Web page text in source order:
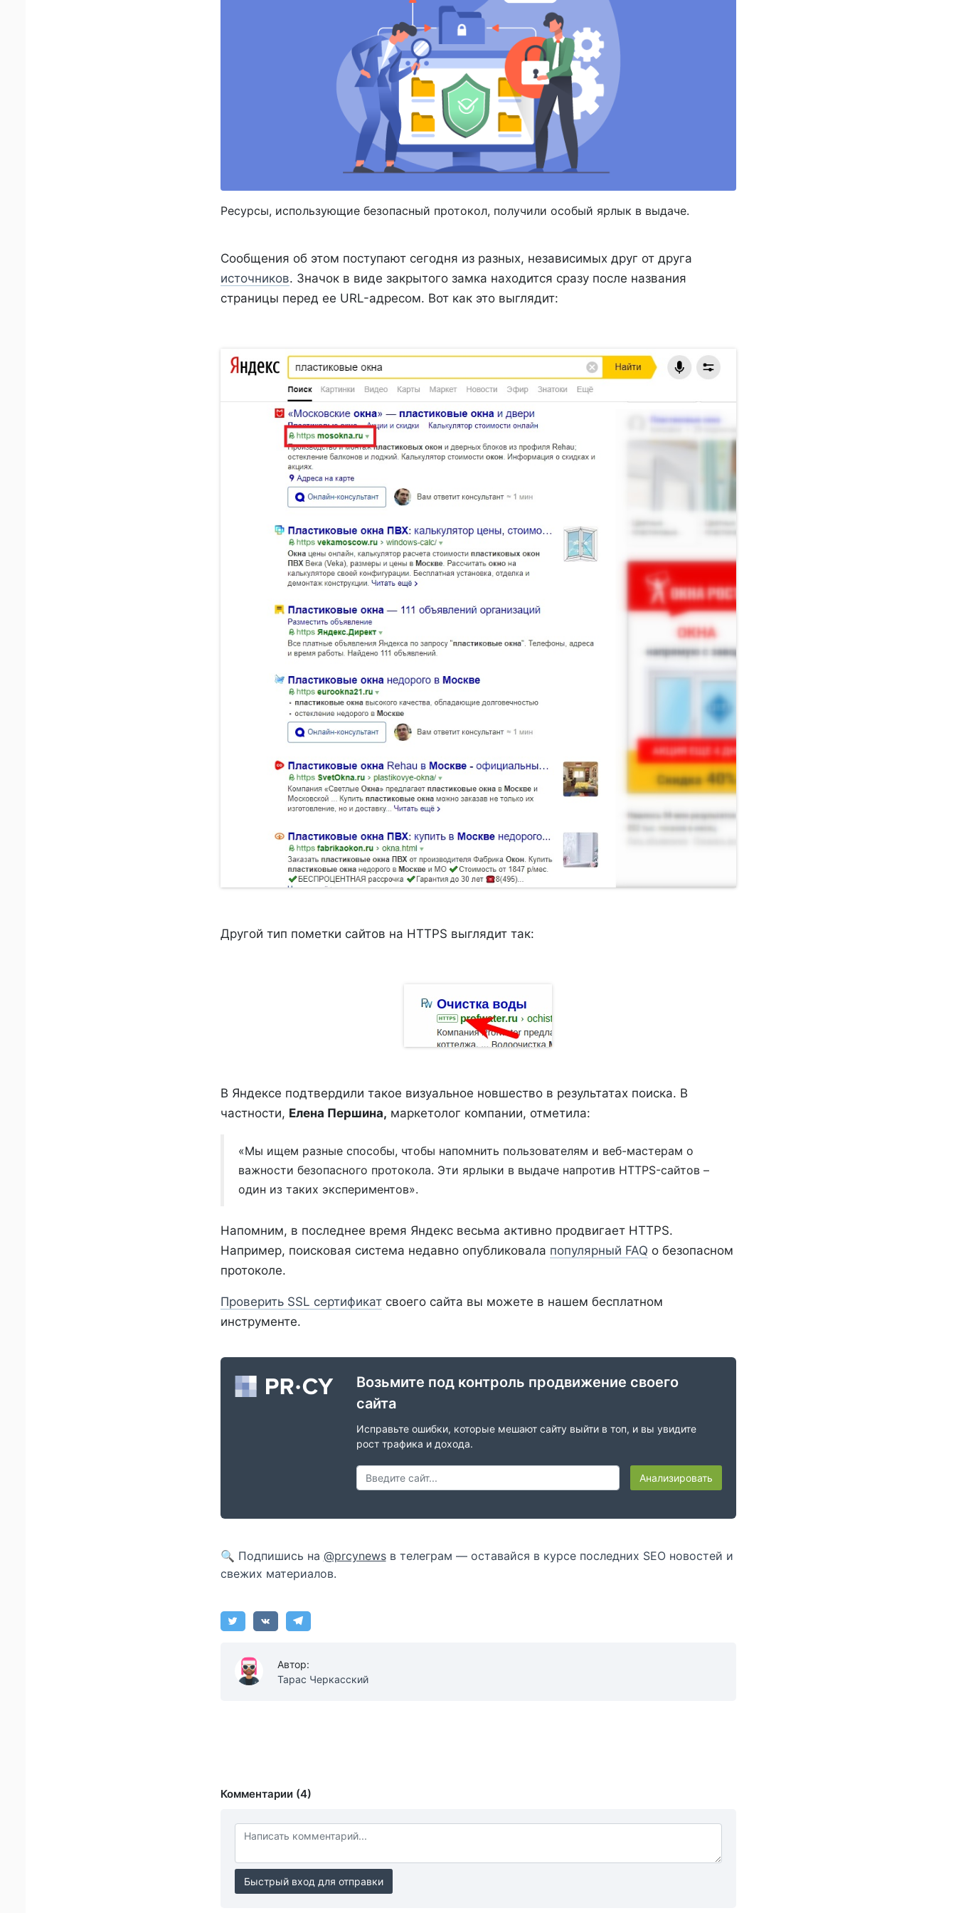
​Ресурсы, использующие безопасный протокол, получили особый ярлык в выдаче.
Сообщения об этом поступают сегодня из разных, независимых друг от друга
источников. Значок в виде закрытого замка находится сразу после названия
страницы перед ее URL-адресом. Вот как это выглядит:
Другой тип пометки сайтов на HTTPS выглядит так:
В Яндексе подтвердили такое визуальное новшество в результатах поиска. В
частности, Елена Першина, маркетолог компании, отметила:
«Мы ищем разные способы, чтобы напомнить пользователям и веб-мастерам о
важности безопасного протокола. Эти ярлыки в выдаче напротив HTTPS-сайтов –
один из таких экспериментов».
Напомним, в последнее время Яндекс весьма активно продвигает HTTPS.
Например, поисковая система недавно опубликовала популярный FAQ о безопасном
протоколе.
Проверить SSL сертификатсвоего сайта вы можете в нашем бесплатном
инструменте.
Возьмите под контроль продвижение своего
сайта
Исправьте ошибки, которые мешают сайту выйти в топ, и вы увидите
рост трафика и дохода.
Анализировать
🔍 Подпишись на @prcynewsв телеграм — оставайся в курсе последних SEO новостей и
свежих материалов.
Автор:
Тарас Черкасский
Комментарии (4)
Быстрый вход для отправки